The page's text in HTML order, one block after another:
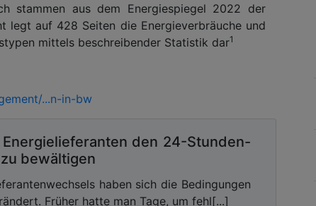
stammen aus dem Energiespiegel 2022 der
legt auf 428 Seiten die Energieverbräuche und
mittels beschreibender Statistik dar1
...n-in-bw
den 24-Stunden-
bewältigen
haben sich die Bedingungen
Früher hatte man Tage, um fehl[...]